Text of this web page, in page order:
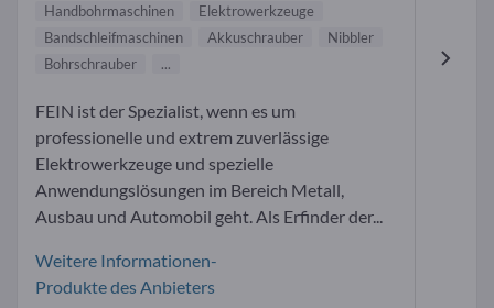
Handbohrmaschinen
Elektrowerkzeuge
Bandschleifmaschinen
Akkuschrauber
Nibbler
Bohrschrauber
...
FEIN ist der Spezialist, wenn es um
professionelle und extrem zuverlässige
Elektrowerkzeuge und spezielle
Anwendungslösungen im Bereich Metall,
Ausbau und Automobil geht. Als Erfinder der...
Weitere Informationen-
Produkte des Anbieters